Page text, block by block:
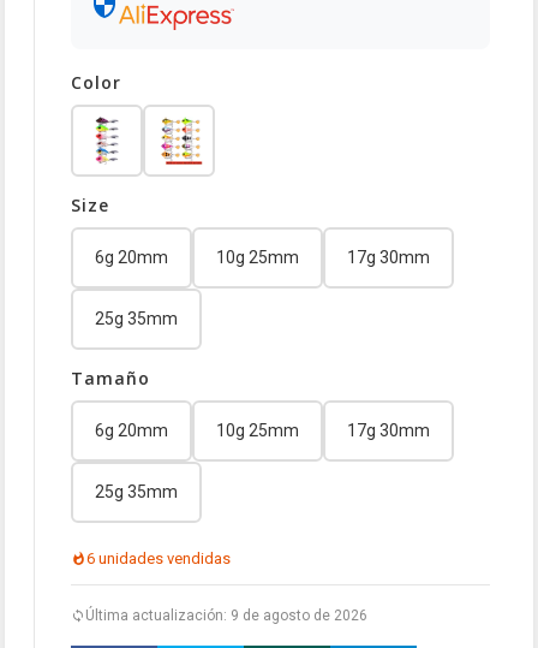
Color
Size
6g 20mm 10g 25mm 17g 30mm
25g 35mm
Tamaño
6g 20mm 10g 25mm 17g 30mm
25g 35mm
6 unidades vendidas
Última actualización: 9 de agosto de 2026